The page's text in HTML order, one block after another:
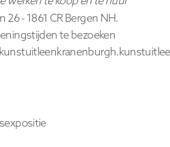
26 -1861 CR Bergen NH.
te bezoeken